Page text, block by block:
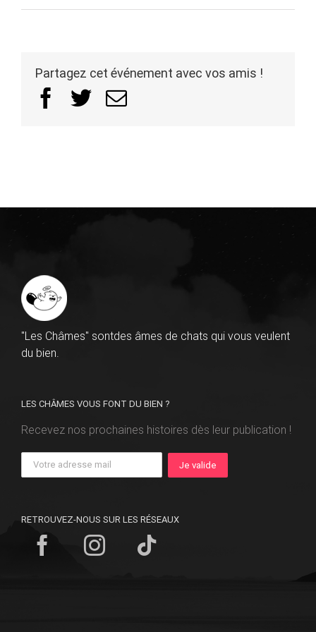
Partagez cet événement avec vos amis !
Facebook
TwitterEmail
"Les Châmes" sontdes âmes de chats qui vous veulent
du bien.
LES CHÂMES VOUS FONT DU BIEN ?
Recevez nos prochaines histoires dès leur publication !
RETROUVEZ-NOUS SUR LES RÉSEAUX